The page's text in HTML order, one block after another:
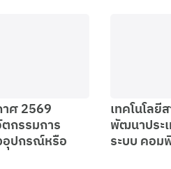
าศ 2569
กรรมการ
อุปกรณ์หรือ
เทคโนโลยี
พัฒนาประ
ระบบ คอม